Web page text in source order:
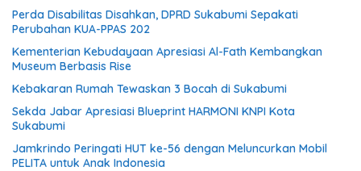
Perda Disabilitas Disahkan, DPRD Sukabumi Sepakati
Perubahan KUA-PPAS 202
Kementerian Kebudayaan Apresiasi Al-Fath Kembangkan
Museum Berbasis Rise
Kebakaran Rumah Tewaskan 3 Bocah di Sukabumi
Sekda Jabar Apresiasi Blueprint HARMONI KNPI Kota
Sukabumi
Jamkrindo Peringati HUT ke-56 dengan Meluncurkan Mobil
PELITA untuk Anak Indonesia